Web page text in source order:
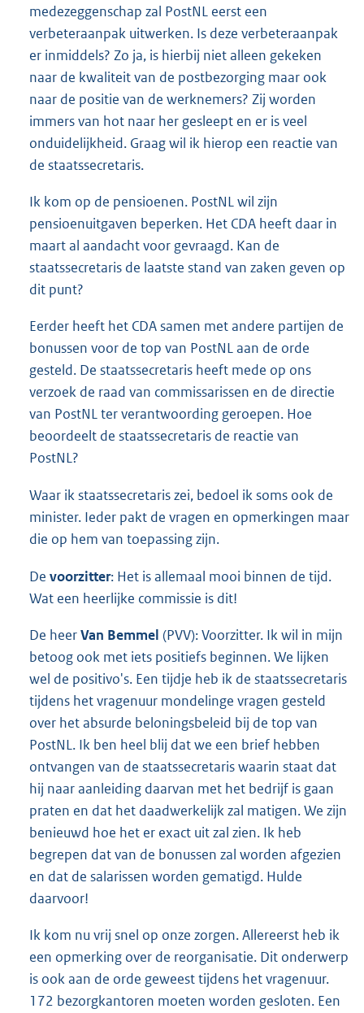
medezeggenschap zal PostNL eerst een
verbeteraanpak uitwerken. Is deze verbeteraanpak
er inmiddels? Zo ja, is hierbij niet alleen gekeken
naar de kwaliteit van de postbezorging maar ook
naar de positie van de werknemers? Zij worden
immers van hot naar her gesleept en er is veel
onduidelijkheid. Graag wil ik hierop een reactie van
de staatssecretaris.
Ik kom op de pensioenen. PostNL wil zijn
pensioenuitgaven beperken. Het CDA heeft daar in
maart al aandacht voor gevraagd. Kan de
staatssecretaris de laatste stand van zaken geven op
dit punt?
Eerder heeft het CDA samen met andere partijen de
bonussen voor de top van PostNL aan de orde
gesteld. De staatssecretaris heeft mede op ons
verzoek de raad van commissarissen en de directie
van PostNL ter verantwoording geroepen. Hoe
beoordeelt de staatssecretaris de reactie van
PostNL?
Waar ik staatssecretaris zei, bedoel ik soms ook de
minister. Ieder pakt de vragen en opmerkingen maar
die op hem van toepassing zijn.
De voorzitter: Het is allemaal mooi binnen de tijd.
Wat een heerlijke commissie is dit!
De heerVan Bemmel (PVV): Voorzitter. Ik wil in mijn
betoog ook met iets positiefs beginnen. We lijken
wel de positivo's. Een tijdje heb ik de staatssecretaris
tijdens het vragenuur mondelinge vragen gesteld
over het absurde beloningsbeleid bij de top van
PostNL. Ik ben heel blij dat we een brief hebben
ontvangen van de staatssecretaris waarin staat dat
hij naar aanleiding daarvan met het bedrijf is gaan
praten en dat het daadwerkelijk zal matigen. We zijn
benieuwd hoe het er exact uit zal zien. Ik heb
begrepen dat van de bonussen zal worden afgezien
en dat de salarissen worden gematigd. Hulde
daarvoor!
Ik kom nu vrij snel op onze zorgen. Allereerst heb ik
een opmerking over de reorganisatie. Dit onderwerp
is ook aan de orde geweest tijdens het vragenuur.
172 bezorgkantoren moeten worden gesloten. Een